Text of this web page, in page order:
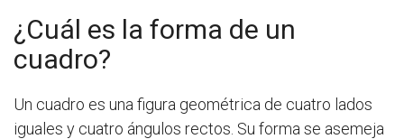
¿Cuál es la forma de un
cuadro?
Un cuadro es una figura geométrica de cuatro lados
iguales y cuatro ángulos rectos. Su forma se asemeja